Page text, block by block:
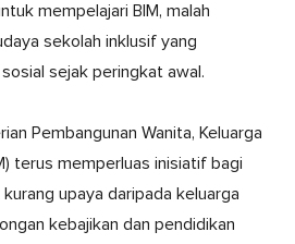
mempelajari BIM, malah
sekolah inklusif yang
sejak peringkat awal.
Pembangunan Wanita, Keluarga
terus memperluas inisiatif bagi
upaya daripada keluarga
kebajikan dan pendidikan